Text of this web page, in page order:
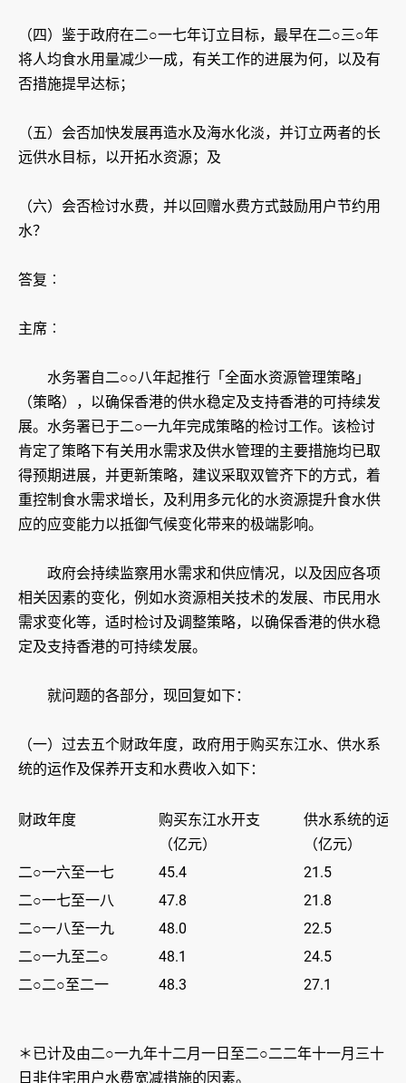
（四）鉴于政府在二○一七年订立目标，最早在二○三○年
将人均食水用量减少一成，有关工作的进展为何，以及有
否措施提早达标；
（五）会否加快发展再造水及海水化淡，并订立两者的长
远供水目标，以开拓水资源；及
（六）会否检讨水费，并以回赠水费方式鼓励用户节约用
水？
答复︰
主席︰
​水务署自二○○八年起推行「全面水资源管理策略」
（策略），以确保香港的供水稳定及支持香港的可持续发
展。水务署已于二○一九年完成策略的检讨工作。该检讨
肯定了策略下有关用水需求及供水管理的主要措施均已取
得预期进展，并更新策略，建议采取双管齐下的方式，着
重控制食水需求增长，及利用多元化的水资源提升食水供
应的应变能力以抵御气候变化带来的极端影响。
政府会持续监察用水需求和供应情况，以及因应各项
相关因素的变化，例如水资源相关技术的发展、市民用水
需求变化等，适时检讨及调整策略，以确保香港的供水稳
定及支持香港的可持续发展。
就问题的各部分，现回复如下：
（一）过去五个财政年度，政府用于购买东江水、供水系
统的运作及保养开支和水费收入如下：
财政年度
购买东江水开支
（亿元）
供水系统的运
（亿元）
二○一六至一七
45.4
21.5
二○一七至一八
47.8
21.8
二○一八至一九
48.0
22.5
二○一九至二○
48.1
24.5
二○二○至二一
48.3 27.1
＊已计及由二○一九年十二月一日至二○二二年十一月三十
日非住宅用户水费宽减措施的因素。